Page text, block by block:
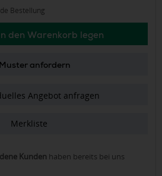
Bestellung
den Warenkorb legen
Muster anfordern
Angebot anfragen
Merkliste
Kunden haben bereits bei uns